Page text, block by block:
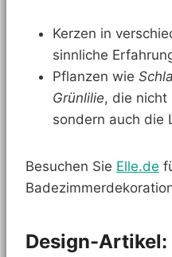
Kerzen in
sinnliche
Pflanzen wie
Grünlilie, die nicht
sondern auch die
Besuchen Sie Elle.de
Design-Artikel: